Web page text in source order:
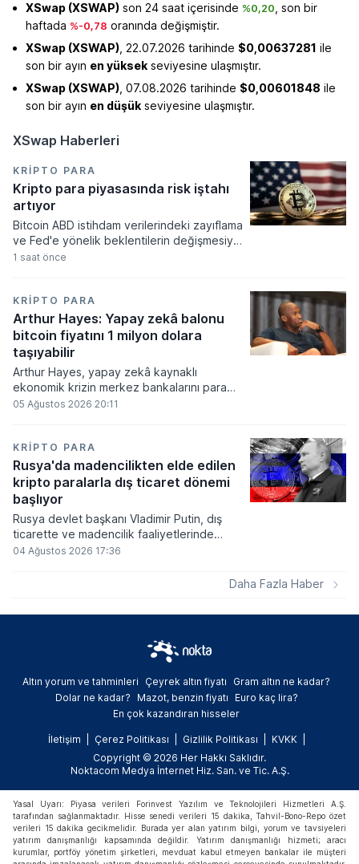
XSwap (XSWAP) son 24 saat içerisinde %0,20 , son bir
haftada %-0,78 oranında değişmiştir.
XSwap (XSWAP) , 22.07.2026 tarihinde $0,00637281 ile
son bir ayın en yüksek seviyesine ulaşmıştır.
XSwap (XSWAP) , 07.08.2026 tarihinde $0,00601848 ile
son bir ayın en düşük seviyesine ulaşmıştır.
XSwap Haberleri
KRIPTO PARA
Kripto para piyasasında risk iştahı
artıyor
Bitcoin ABD istihdam verilerindeki zayıflama
ve Fed'e yönelik beklentilerin değişmesiyle
haftayı yükselişle kapattı. Kripto para
açıklanacak enflasyon rakamlarına ve
küresel gelişmelere çevrildi.
1 saat önce
KRIPTO PARA
Arthur Hayes: Yapay zekâ balonu
bitcoin fiyatını 1 milyon dolara
taşıyabilir
Arthur Hayes, yapay zekâ kaynaklı
ekonomik krizin merkez bankalarını para
basmaya zorlayacağını ve bu durumun
kayıplarının tetikleyeceği kredi krizinin
küresel likidite artışına yol açacağını belirtti
ve bitcoinin bu süreçte en hızlı tepki veren
varlık olacağı vurguladı.
05 Ağustos 2026 20:11
KRIPTO PARA
Rusya'da madencilikten elde edilen
kripto paralarla dış ticaret dönemi
başlıyor
Rusya devlet başkanı Vladimir Putin, dış
ticarette ve madencilik faaliyetlerinde
kripto varlıkların kullanımına onay veren
04 Ağustos 2026 17:36
Daha Fazla Haber
Altın yorum ve tahminleri Çeyrek altın fiyatı
Gram altın ne kadar?
Dolar ne kadar?
Mazot, benzin fiyatı
Euro kaç lira?
En çok kazandıran hisseler
İletişim Çerez Politikası Gizlilik Politikası
KVKK
Copyright © 2026 Her Hakkı Saklıdır.
Noktacom Medya İnternet Hiz. San. ve Tic. A.Ş.
Yasal Uyarı: Piyasa verileri Forinvest Yazılım ve Teknolojileri Hizmetleri A.Ş.
tarafından sağlanmaktadır. Hisse senedi verileri 15 dakika, Tahvil-Bono-Repo özet
verileri 15 dakika gecikmelidir. Burada yer alan yatırım bilgi, yorum ve tavsiyeleri
yatırım danışmanlığı kapsamında değildir. Yatırım danışmanlığı hizmeti; aracı
kurumlar, portföy yönetim şirketleri, mevduat kabul etmeyen bankalar ile müşteri